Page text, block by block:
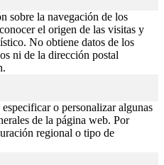
sobre la navegación de los
el origen de las visitas y
No obtiene datos de los
ni de la dirección postal
o personalizar algunas
de la página web. Por
regional o tipo de